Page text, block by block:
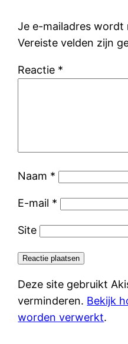
Je e-mailadres wordt
Vereiste velden zijn
Reactie *
Naam *
E-mail *
Site
Deze site gebruikt
verminderen. Bekijk
worden verwerkt.